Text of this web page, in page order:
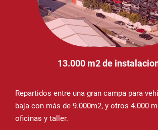
13.000 m2 de
Repartidos entre una gran campa para
baja con más de 9.000m2, y otros 4.000
oficinas y taller.